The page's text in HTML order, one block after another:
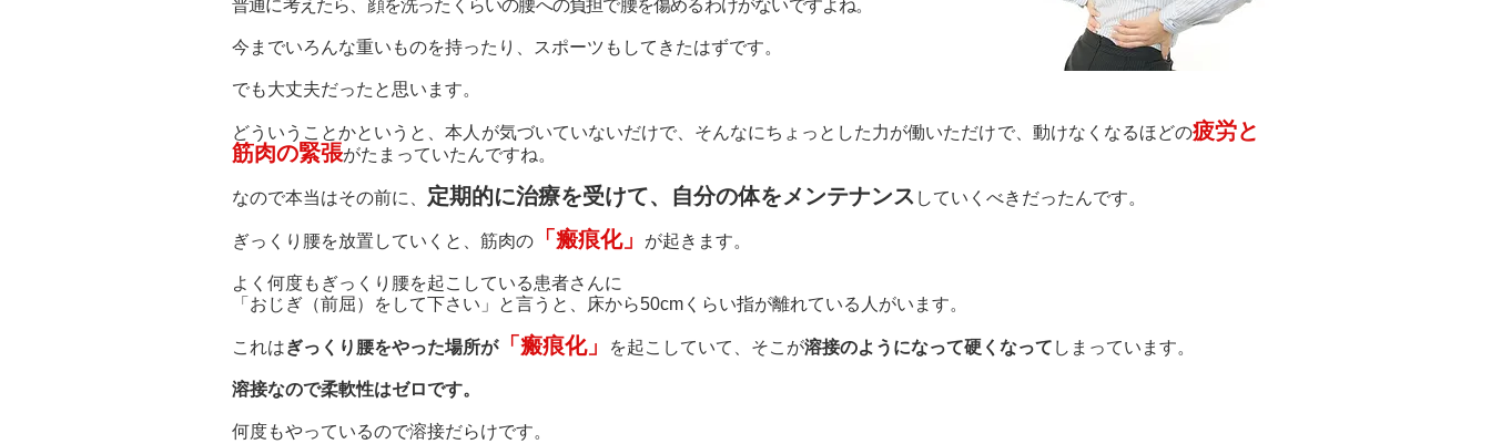
普通に考えたら、顔を洗ったくらいの腰への負担で腰を傷めるわけがないですよね。
今までいろんな重いものを持ったり、スポーツもしてきたはずです。
でも大丈夫だったと思います。
どういうことかというと、本人が気づいていないだけで、そんなにちょっとした力が働いただけで、動けなくなるほどの疲労と
筋肉の緊張がたまっていたんですね。
なので本当はその前に、 定期的に治療を受けて、自分の体をメンテナンス していくべきだったんです。
ぎっくり腰を放置していくと、筋肉の 「瘢痕化」 が起きます。
よく何度もぎっくり腰を起こしている患者さんに
「おじぎ（前屈）をして下さい」と言うと、床から50cmくらい指が離れている人がいます。
これはぎっくり腰をやった場所が「瘢痕化」 を起こしていて、そこが溶接のようになって硬くなって しまっています。
溶接なので柔軟性はゼロです。
何度もやっているので溶接だらけです。